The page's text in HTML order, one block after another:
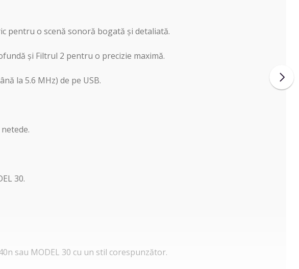
pentru o scenă sonoră bogată și detaliată.
și Filtrul 2 pentru o precizie maximă.
la 5.6 MHz) de pe USB.
30.
sau MODEL 30 cu un stil corespunzător.